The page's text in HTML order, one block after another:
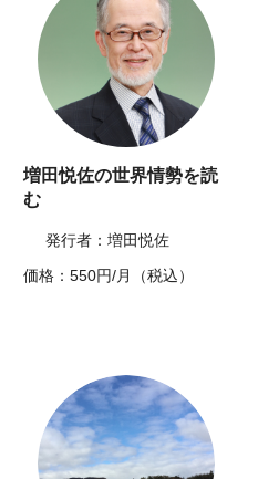
増田悦佐の世界情勢を読
む
発行者：増田悦佐
価格：550円/月（税込）